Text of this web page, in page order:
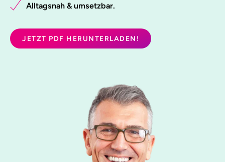
Alltagsnah & umsetzbar.
JETZT PDF HERUNTERLADEN!